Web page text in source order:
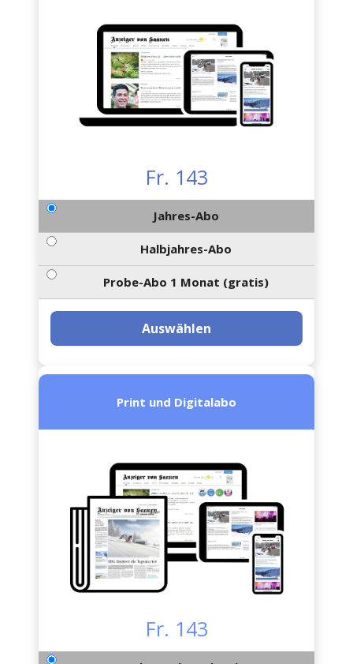
Fr. 143
Jahres-Abo
Halbjahres-Abo
Probe-Abo 1 Monat (gratis)
Auswählen
Print und Digitalabo
Fr. 143